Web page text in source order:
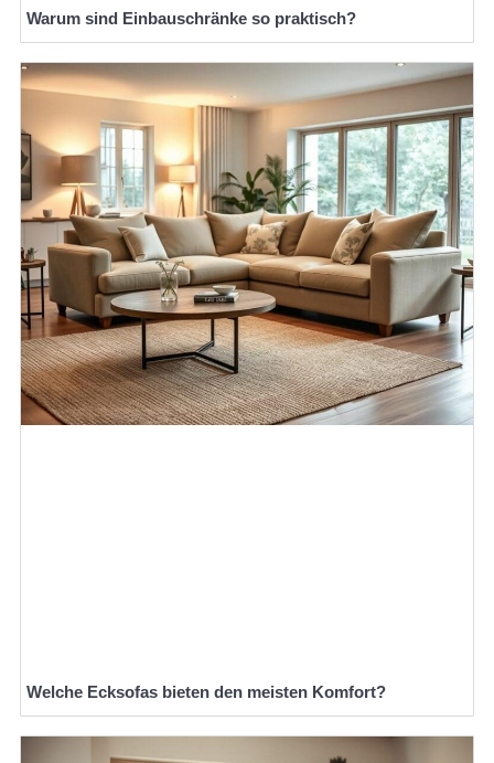
Warum sind Einbauschränke so praktisch?
Welche Ecksofas bieten den meisten Komfort?